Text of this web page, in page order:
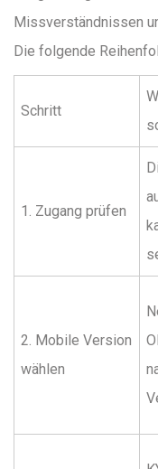
Missverständnissen
Die folgende
Schritt
1. Zugang prüfen
2. Mobile Version
wählen